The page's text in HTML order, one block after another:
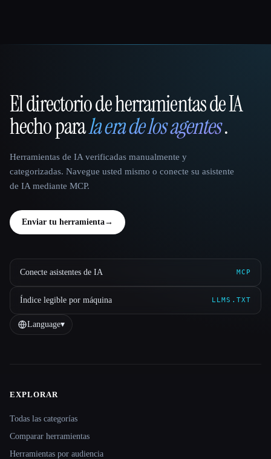
That AI Collection
El directorio de herramientas de IA
hecho parala era de los agentes.
Herramientas de IA verificadas manualmente y
categorizadas. Navegue usted mismo o conecte su asistente
de IA mediante MCP.
Enviar tu herramienta→
Conecte asistentes de IA MCP
Índice legible por máquina LLMS.TXT
Language▾
Site navigation
EXPLORAR
Todas las categorías
Comparar herramientas
Herramientas por audiencia